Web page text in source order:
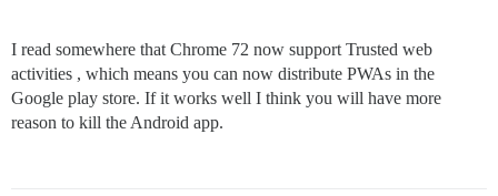
I read somewhere that Chrome 72 now support Trusted web
activities , which means you can now distribute PWAs in the
Google play store. If it works well I think you will have more
reason to kill the Android app.